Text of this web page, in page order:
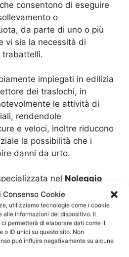
Consenso Cookie
utilizziamo tecnologie come i cookie
alle informazioni del dispositivo. Il
permetterà di elaborare dati come il
o ID unici su questo sito. Non
può influire negativamente su alcune
consentono di eseguire
o
da parte di uno o più
vi sia la necessità di
trabattelli.
impiegati in edilizia
dei traslochi, in
le attività di
rendendole
e veloci, inoltre riducono
la possibilità che i
danni da urto.
nel Noleggio
Aricciaopera nel settore
anni e grazie alle
abbiamo
e dedizione, una
che ci colloca tra le più
in questo campo.